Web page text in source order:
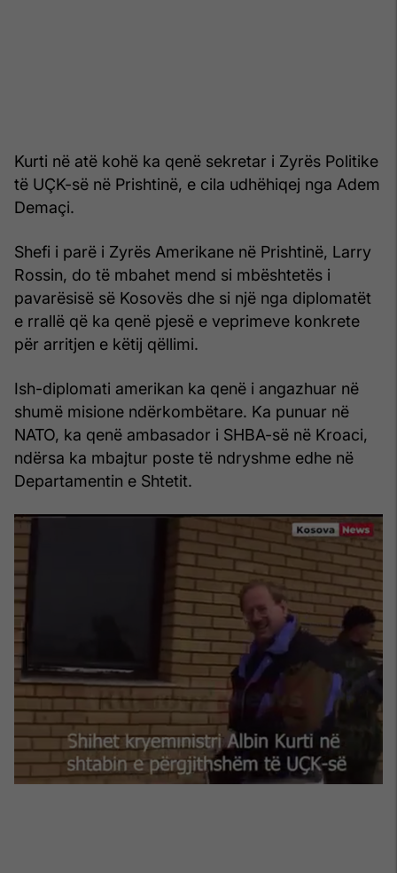
Kurti në atë kohë ka qenë sekretar i Zyrës Politike
të UÇK-së në Prishtinë, e cila udhëhiqej nga Adem
Demaçi.
Shefi i parë i Zyrës Amerikane në Prishtinë, Larry
Rossin, do të mbahet mend si mbështetës i
pavarësisë së Kosovës dhe si një nga diplomatët
e rrallë që ka qenë pjesë e veprimeve konkrete
për arritjen e këtij qëllimi.
Ish-diplomati amerikan ka qenë i angazhuar në
shumë misione ndërkombëtare. Ka punuar në
NATO, ka qenë ambasador i SHBA-së në Kroaci,
ndërsa ka mbajtur poste të ndryshme edhe në
Departamentin e Shtetit.